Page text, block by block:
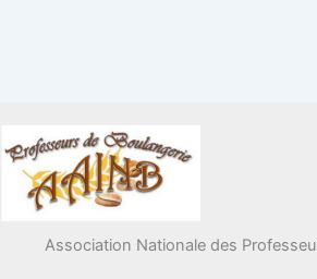
Association Nationale des